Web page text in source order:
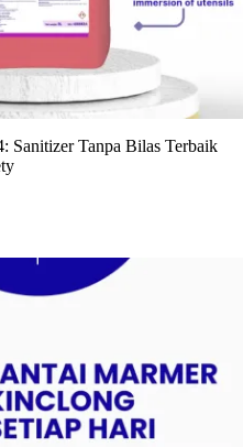
Sanitizer Tanpa Bilas Terbaik